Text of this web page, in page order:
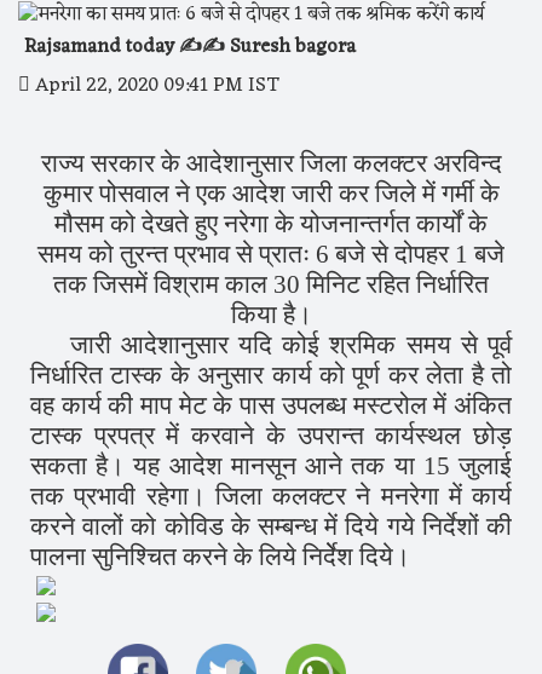
Rajsamand today ✍️✍️ Suresh bagora
April 22, 2020 09:41 PM IST
राज्य सरकार के आदेशानुसार जिला कलक्टर अरविन्द
कुमार पोसवाल ने एक आदेश जारी कर जिले में गर्मी के
मौसम को देखते हुए नरेगा के योजनान्तर्गत कार्यों के
समय को तुरन्त प्रभाव से प्रातः 6 बजे से दोपहर 1 बजे
तक जिसमें विश्राम काल 30 मिनिट रहित निर्धारित
किया है।
जारी आदेशानुसार यदि कोई श्रमिक समय से पूर्व
निर्धारित टास्क के अनुसार कार्य को पूर्ण कर लेता है तो
वह कार्य की माप मेट के पास उपलब्ध मस्टरोल में अंकित
टास्क प्रपत्र में करवाने के उपरान्त कार्यस्थल छोड़
सकता है। यह आदेश मानसून आने तक या 15 जुलाई
तक प्रभावी रहेगा। जिला कलक्टर ने मनरेगा में कार्य
करने वालों को कोविड के सम्बन्ध में दिये गये निर्देशों की
पालना सुनिश्चित करने के लिये निर्देेश दिये।